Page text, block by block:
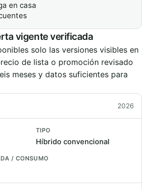
en casa
vigente verificada
solo las versiones visibles en
de lista o promoción revisado
meses y datos suficientes para
2026
TIPO
Híbrido convencional
/ CONSUMO